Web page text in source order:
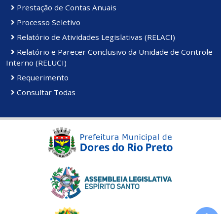
Prestação de Contas Anuais
Processo Seletivo
Relatório de Atividades Legislativas (RELACI)
Relatório e Parecer Conclusivo da Unidade de Controle
Interno (RELUCI)
Requerimento
Consultar Todas